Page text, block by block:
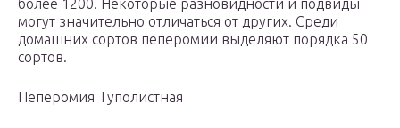
более 1200. Некоторые разновидности и подвиды
могут значительно отличаться от других. Среди
домашних сортов пеперомии выделяют порядка 50
сортов.
Пеперомия Туполистная